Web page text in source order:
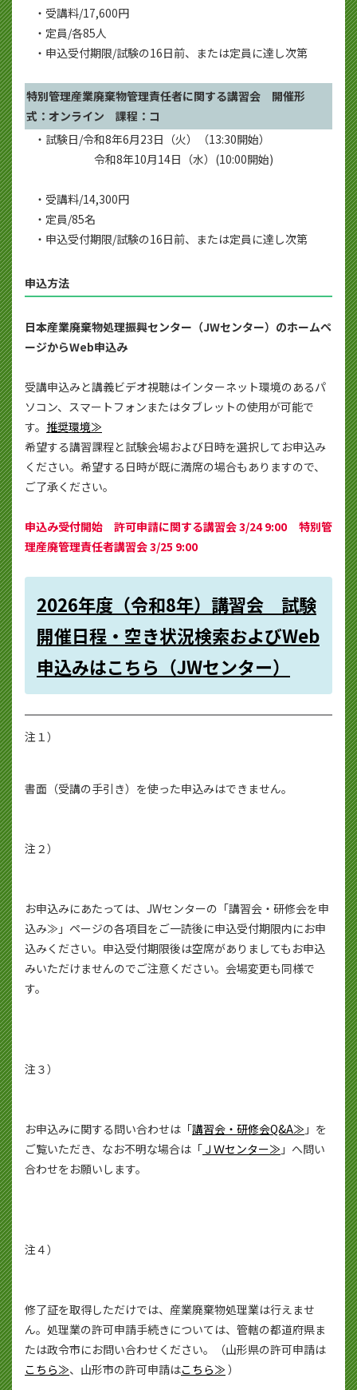
・受講料/17,600円
・定員/各85人
・申込受付期限/試験の16日前、または定員に達し次第
特別管理産業廃棄物管理責任者に関する講習会 開催形
式：オンライン 課程：コ
・試験日/令和8年6月23日（火）（13:30開始）
令和8年10月14日（水）(10:00開始)
・受講料/14,300円
・定員/85名
・申込受付期限/試験の16日前、または定員に達し次第
申込方法
日本産業廃棄物処理振興センター（JWセンター）のホームペ
ージからWeb申込み
受講申込みと講義ビデオ視聴はインターネット環境のあるパ
ソコン、スマートフォンまたはタブレットの使用が可能で
す。 推奨環境≫
希望する講習課程と試験会場および日時を選択してお申込み
ください。希望する日時が既に満席の場合もありますので、
ご了承ください。
申込み受付開始 許可申請に関する講習会 3/24 9:00 特別管
理産廃管理責任者講習会 3/25 9:00
2026年度 （令和8年）講習会 試験
開催日程・空き状況検索およびWeb
申込みはこちら（JWセンター）
注１）
書面（受講の手引き）を使った申込みはできません。
注２）
お申込みにあたっては、JWセンターの「講習会・研修会を申
込み≫」ページの各項目をご一読後に申込受付期限内にお申
込みください。申込受付期限後は空席がありましてもお申込
みいただけませんのでご注意ください。会場変更も同様で
す。
注３）
お申込みに関する問い合わせは「講習会・研修会Q&A≫ 」を
ご覧いただき、なお不明な場合は「 ＪＷセンター≫ 」へ問い
合わせをお願いします。
注４）
修了証を取得しただけでは、産業廃棄物処理業は行えませ
ん。処理業の許可申請手続きについては、管轄の都道府県ま
たは政令市にお問い合わせください。（山形県の許可申請は
こちら≫、山形市の許可申請はこちら≫ ）